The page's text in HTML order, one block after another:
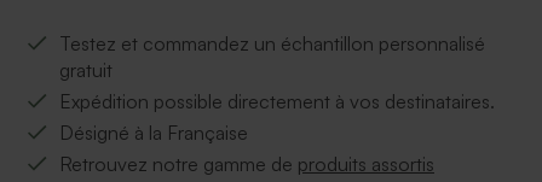
Testez et commandez un échantillon personnalisé
gratuit
Expédition possible directement à vos destinataires.
Désigné à la Française
Retrouvez notre gamme de produits assortis